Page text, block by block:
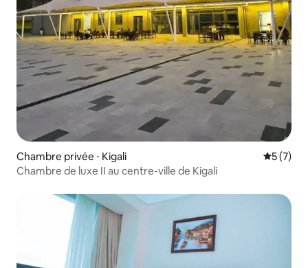
Chambre privée ⋅ Kigali
5 (7)
Chambre de luxe II au centre-ville de Kigali